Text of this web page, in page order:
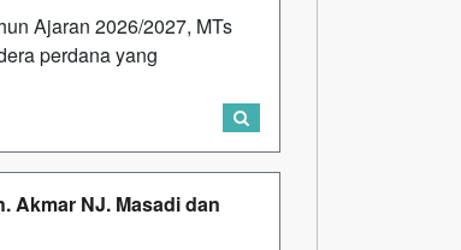
Ajaran 2026/2027, MTs
perdana yang
Akmar NJ. Masadi dan